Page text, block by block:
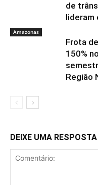
de
lideram
Amazonas
Frota
150%
Região
DEIXE UMA RESPOSTA